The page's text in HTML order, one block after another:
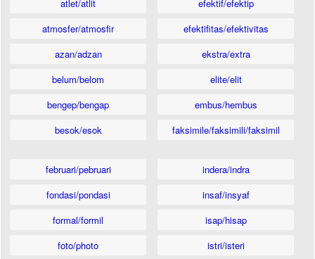
atlet/atlit
atmosfer/atmosfir
azan/adzan
belum/belom
bengep/bengap
besok/esok
efektif/efektip
efektifitas/efektivitas
ekstra/extra
elite/elit
embus/hembus
faksimile/faksimili/faksimil
februari/pebruari
fondasi/pondasi
formal/formil
foto/photo
indera/indra
insaf/insyaf
isap/hisap
istri/isteri